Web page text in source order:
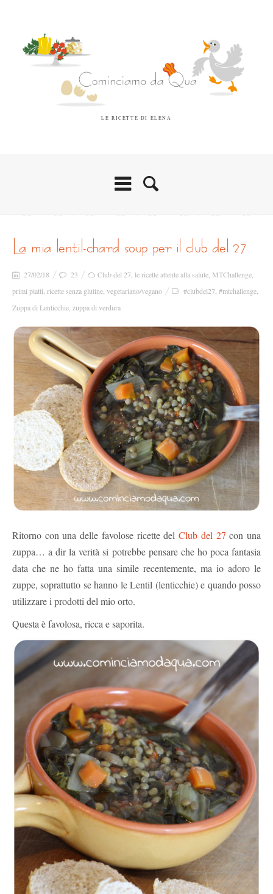
LE RICETTE DI ELENA
la mia lentil-chard soup per il club del 27
27/02/18 23 Club del 27 le ricette attente alla salute MTChallenge
primi piatti ricette senza glutine vegetariano/vegano #clubdel27 #mtchallenge
Zuppa di Lenticchie zuppa di verdura
Ritorno con una delle favolose ricette delClub del 27 con una
zuppa… a dir la verità si potrebbe pensare che ho poca fantasia
data che ne ho fatta una simile recentemente, ma io adoro le
zuppe, soprattutto se hanno le Lentil (lenticchie) e quando posso
utilizzare i prodotti del mio orto.
Questa è favolosa, ricca e saporita.